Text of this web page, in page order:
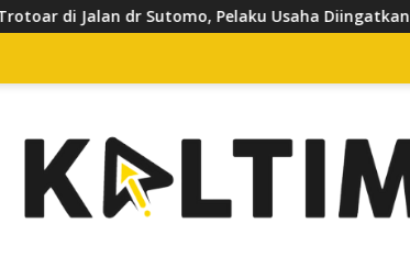
Pelaku Usaha Diingatkan Hormati Hak Pejalan